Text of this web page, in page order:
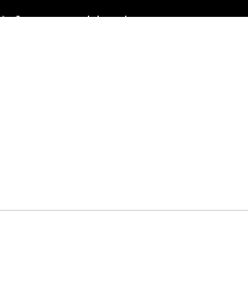
info@streckkodscenter.se